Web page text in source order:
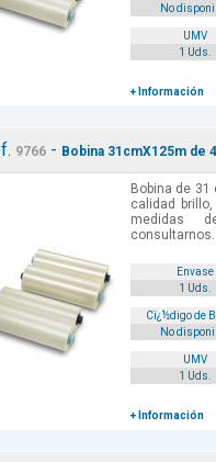
No
UMV
1 Uds.
+ Información
9766 - Bobina 31cmX125m de
Bobina de
calidad
medidas
consultarnos.
Envase
1 Uds.
Cï¿½digo de
No
UMV
1 Uds.
+ Información